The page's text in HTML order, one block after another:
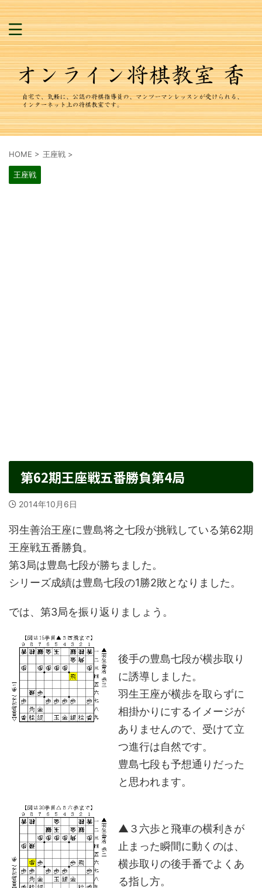
HOME > 王座戦 >
王座戦
第62期王座戦五番勝負第4局
2014年10月6日
羽生善治王座に豊島将之七段が挑戦している第62期
王座戦五番勝負。
第3局は豊島七段が勝ちました。
シリーズ成績は豊島七段の1勝2敗となりました。
では、第3局を振り返りましょう。
後手の豊島七段が横歩取り
に誘導しました。
羽生王座が横歩を取らずに
相掛かりにするイメージが
ありませんので、受けて立
つ進行は自然です。
豊島七段も予想通りだった
と思われます。
▲３六歩と飛車の横利きが
止まった瞬間に動くのは、
横歩取りの後手番でよくあ
る指し方。